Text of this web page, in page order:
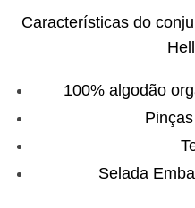
Características do
100% algodão
Selada